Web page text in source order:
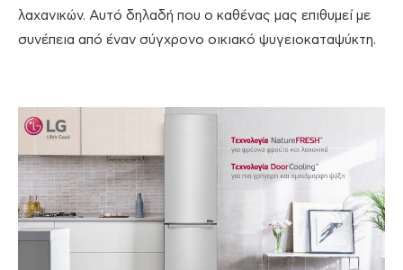
λαχανικών. Αυτό δηλαδή που ο καθένας μας επιθυμεί με
συνέπεια από έναν σύγχρονο οικιακό ψυγειοκαταψύκτη.